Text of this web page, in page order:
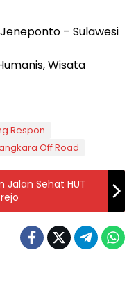
– Sulawesi
Wisata
Respon
Off Road
Jalan Sehat HUT